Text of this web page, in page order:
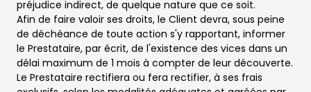
préjudice indirect, de quelque nature que ce soit.
Afin de faire valoir ses droits, le Client devra, sous peine
de déchéance de toute action s'y rapportant, informer
le Prestataire, par écrit, de l'existence des vices dans un
délai maximum de 1 mois à compter de leur découverte.
Le Prestataire rectifiera ou fera rectifier, à ses frais